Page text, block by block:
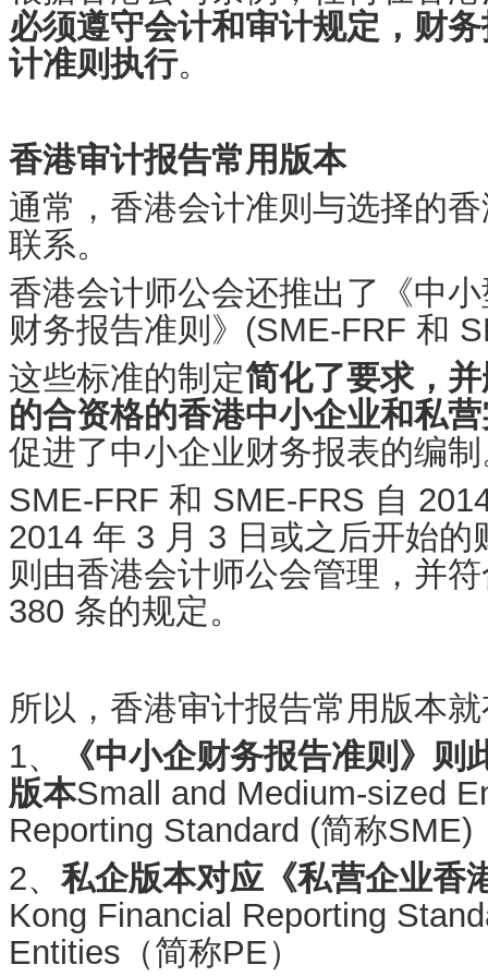
必须遵守会计和审计规定，财
计准则执行。
香港审计报告常用版本
通常，香港会计准则与选择的
联系。
香港会计师公会还推出了《中
财务报告准则》(SME-FRF 和
这些标准的制定简化了要求，
的合资格的香港中小企业和私
促进了中小企业财务报表的编
SME-FRF 和 SME-FRS 自
2014 年 3 月 3 日或之后开始的
则由香港会计师公会管理，并
380 条的规定。
所以，香港审计报告常用版本
1、
《中小企财务报告准则》
版本Small and Medium-sized
Reporting Standard (简称SME)
2、私企版本对应《私营企业香
Kong Financial Reporting
Entities（简称PE）